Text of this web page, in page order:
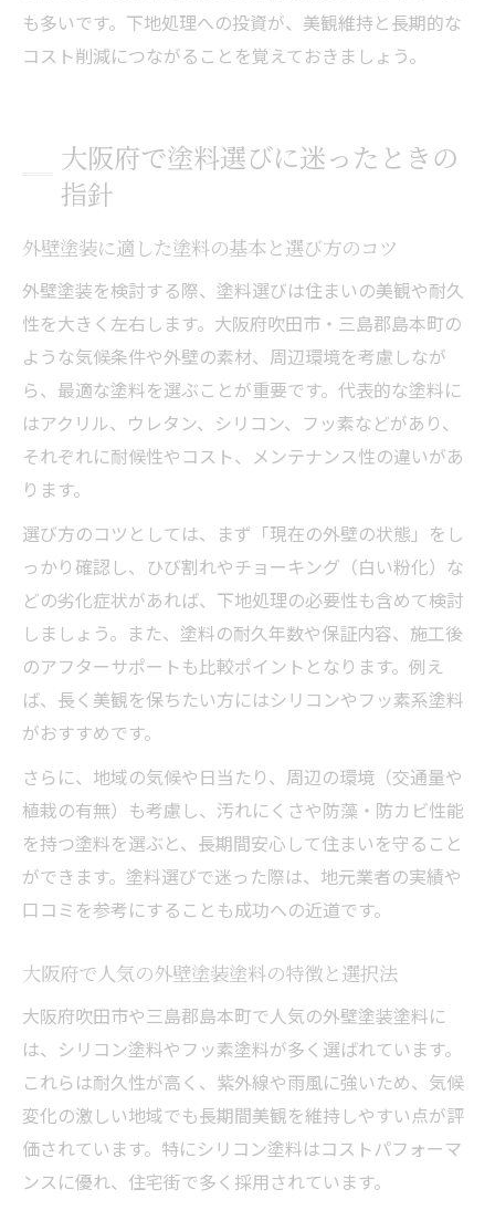
も多いです。下地処理への投資が、美観維持と長期的な
コスト削減につながることを覚えておきましょう。
大阪府で塗料選びに迷ったときの
指針
外壁塗装に適した塗料の基本と選び方のコツ
外壁塗装を検討する際、塗料選びは住まいの美観や耐久
性を大きく左右します。大阪府吹田市・三島郡島本町の
ような気候条件や外壁の素材、周辺環境を考慮しなが
ら、最適な塗料を選ぶことが重要です。代表的な塗料に
はアクリル、ウレタン、シリコン、フッ素などがあり、
それぞれに耐候性やコスト、メンテナンス性の違いがあ
ります。
選び方のコツとしては、まず「現在の外壁の状態」をし
っかり確認し、ひび割れやチョーキング（白い粉化）な
どの劣化症状があれば、下地処理の必要性も含めて検討
しましょう。また、塗料の耐久年数や保証内容、施工後
のアフターサポートも比較ポイントとなります。例え
ば、長く美観を保ちたい方にはシリコンやフッ素系塗料
がおすすめです。
さらに、地域の気候や日当たり、周辺の環境（交通量や
植栽の有無）も考慮し、汚れにくさや防藻・防カビ性能
を持つ塗料を選ぶと、長期間安心して住まいを守ること
ができます。塗料選びで迷った際は、地元業者の実績や
口コミを参考にすることも成功への近道です。
大阪府で人気の外壁塗装塗料の特徴と選択法
大阪府吹田市や三島郡島本町で人気の外壁塗装塗料に
は、シリコン塗料やフッ素塗料が多く選ばれています。
これらは耐久性が高く、紫外線や雨風に強いため、気候
変化の激しい地域でも長期間美観を維持しやすい点が評
価されています。特にシリコン塗料はコストパフォーマ
ンスに優れ、住宅街で多く採用されています。